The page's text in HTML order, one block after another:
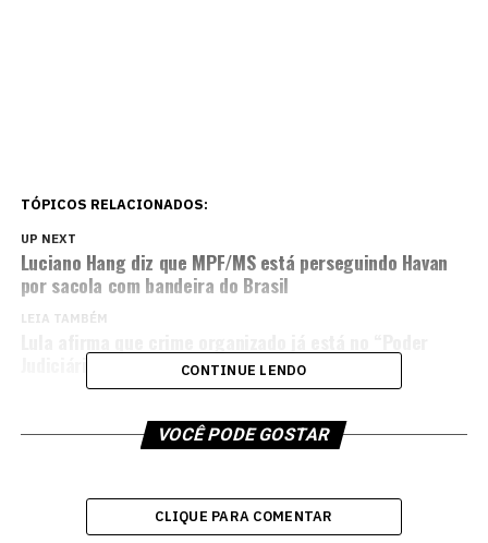
TÓPICOS RELACIONADOS:
UP NEXT
Luciano Hang diz que MPF/MS está perseguindo Havan
por sacola com bandeira do Brasil
LEIA TAMBÉM
Judiciário”
CONTINUE LENDO
VOCÊ PODE GOSTAR
CLIQUE PARA COMENTAR